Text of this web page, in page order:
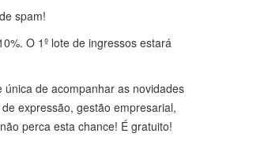
spam!
O 1º lote de ingressos estará
de acompanhar as novidades
expressão, gestão empresarial,
perca esta chance! É gratuito!